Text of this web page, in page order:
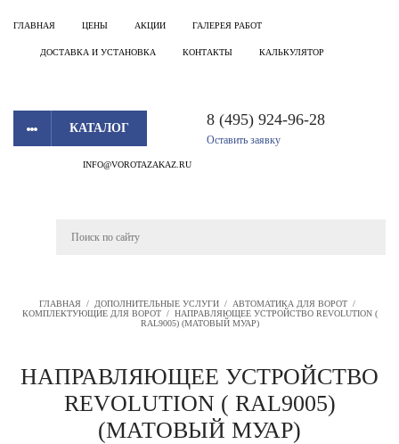
ГЛАВНАЯ ЦЕНЫ АКЦИИ ГАЛЕРЕЯ РАБОТ
ДОСТАВКА И УСТАНОВКА КОНТАКТЫ КАЛЬКУЛЯТОР
КАТАЛОГ 8 (495) 924-96-28
Оставить заявку
INFO@VOROTAZAKAZ.RU
ГЛАВНАЯ / ДОПОЛНИТЕЛЬНЫЕ УСЛУГИ / АВТОМАТИКА ДЛЯ ВОРОТ /
КОМПЛЕКТУЮЩИЕ ДЛЯ ВОРОТ / НАПРАВЛЯЮЩЕЕ УСТРОЙСТВО REVOLUTION (
RAL9005) (МАТОВЫЙ МУАР)
НАПРАВЛЯЮЩЕЕ УСТРОЙСТВО
REVOLUTION ( RAL9005)
(МАТОВЫЙ МУАР)